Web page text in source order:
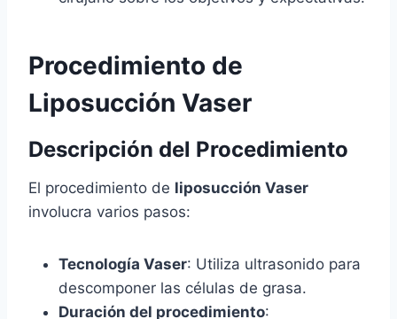
Procedimiento de
Liposucción Vaser
Descripción del Procedimiento
El procedimiento de liposucción Vaser
involucra varios pasos:
Tecnología Vaser: Utiliza ultrasonido para
descomponer las células de grasa.
Duración del procedimiento: